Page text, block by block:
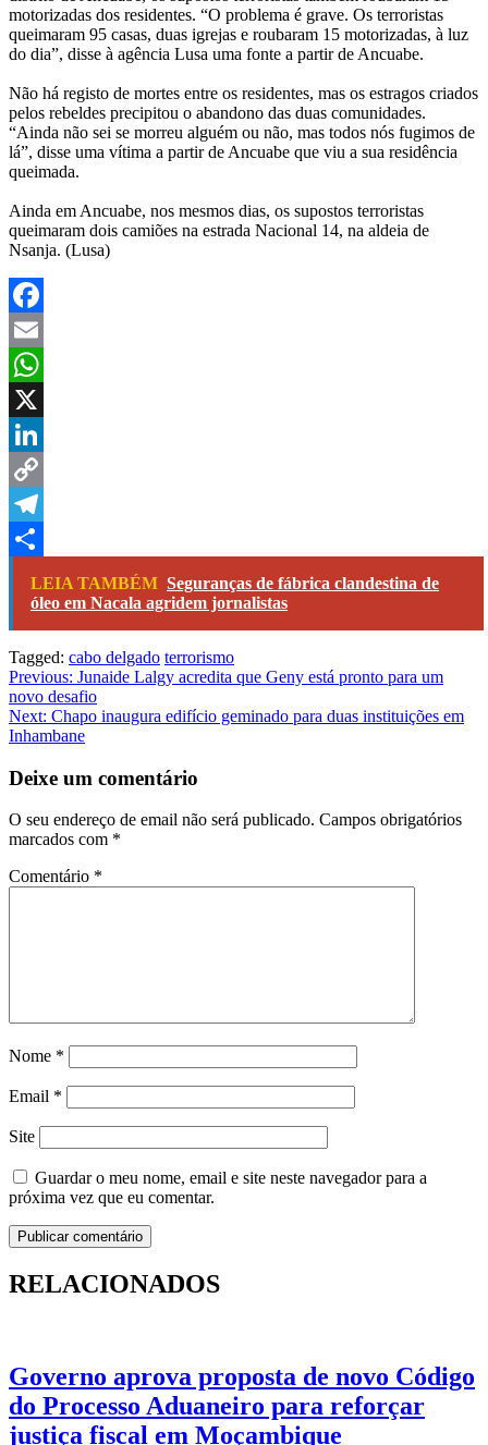
motorizadas dos residentes. “O problema é grave. Os terroristas
queimaram 95 casas, duas igrejas e roubaram 15 motorizadas, à luz
do dia”, disse à agência Lusa uma fonte a partir de Ancuabe.
Não há registo de mortes entre os residentes, mas os estragos criados
pelos rebeldes precipitou o abandono das duas comunidades.
“Ainda não sei se morreu alguém ou não, mas todos nós fugimos de
lá”, disse uma vítima a partir de Ancuabe que viu a sua residência
queimada.
Ainda em Ancuabe, nos mesmos dias, os supostos terroristas
queimaram dois camiões na estrada Nacional 14, na aldeia de
Nsanja. (Lusa)
Facebook
Email
WhatsApp
X
LinkedIn
Copy
Link
Telegram
Share
LEIA TAMBÉM Seguranças de fábrica clandestina de
óleo em Nacala agridem jornalistas
Tagged: cabo delgado terrorismo
Navegação
de
artigos
Previous: Junaide Lalgy acredita que Geny está pronto para um
novo desafio
Next: Chapo inaugura edifício geminado para duas instituições em
Inhambane
Deixe um comentário
O seu endereço de email não será publicado. Campos obrigatórios
marcados com *
Comentário *
Nome *
Email *
Site
Guardar o meu nome, email e site neste navegador para a
próxima vez que eu comentar.
RELACIONADOS
Governo aprova proposta de novo Código
do Processo Aduaneiro para reforçar
justiça fiscal em Moçambique